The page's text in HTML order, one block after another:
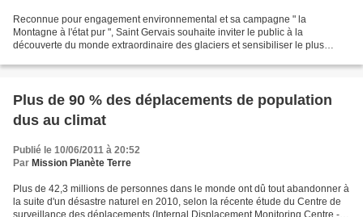
Reconnue pour engagement environnemental et sa campagne " la
Montagne à l'état pur ", Saint Gervais souhaite inviter le public à la
découverte du monde extraordinaire des glaciers et sensibiliser le plus
Plus de 90 % des déplacements de population
dus au climat
Publié le 10/06/2011 à 20:52
Par Mission Planète Terre
Plus de 42,3 millions de personnes dans le monde ont dû tout abandonner à
la suite d'un désastre naturel en 2010, selon la récente étude du Centre de
surveillance des déplacements (Internal Displacement Monitoring Centre -